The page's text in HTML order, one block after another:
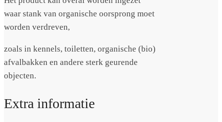
waar stank van organische oorsprong moet
worden verdreven,
zoals in kennels, toiletten, organische (bio)
afvalbakken en andere sterk geurende
objecten.
Extra informatie